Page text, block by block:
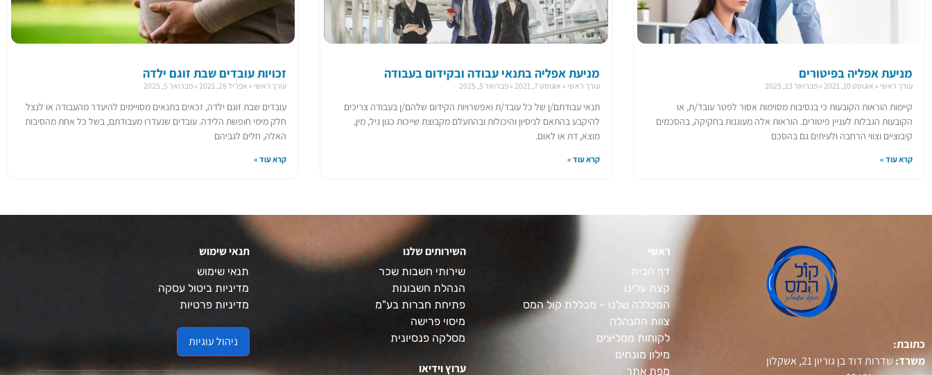
מניעת אפליה בפיטורים
עורך ראשי אוגוסט 10, 2021 פברואר 13, 2025
קיימות הוראות הקובעות כי בנסיבות מסוימות אסור לפטר עובד/ת, או
הקובעות הגבלות לעניין פיטורים. הוראות אלה מעוגנות בחקיקה, בהסכמים
קיבוציים וצווי הרחבה ולעיתים גם בהסכם
קרא עוד »
מניעת אפליה בתנאי עבודה ובקידום בעבודה
עורך ראשי אוגוסט 7, 2021 פברואר 5, 2025
תנאי עבודתם/ן של כל עובד/ת ואפשרויות הקידום שלהם/ן בעבודה צריכים
להיקבע בהתאם לניסיון והיכולות ובהתעלם מקבוצת שייכות כגון גיל, מין,
מוצא, דת או לאום.
קרא עוד »
זכויות עובדים שבת זוגם ילדה
עורך ראשי אפריל 28, 2021 פברואר 5, 2025
עובדים שבת זוגם ילדה, זכאים בתנאים מסויימים להיעדר מהעבודה או לנצל
חלק מימי חופשת הלידה. עובדים שנעדרו מעבודתם, בשל כל אחת מהסיבות
האלה, חלים לגביהם
קרא עוד »
כתובת:
משרד:שדרות דוד בן גוריון 21, אשקלון
ראשי
דף הבית
קצת עלינו
המכללה שלנו – מכללת קול המס
צוות ההנהלה
לקוחות ממליצים
מילון מונחים
מפת אתר
השירותים שלנו
שירותי חשבות שכר
הנהלת חשבונות
פתיחת חברות בע"מ
מיסוי פרישה
מסלקה פנסיונית
ערוץ וידיאו
תנאי שימוש
תנאי שימוש
מדיניות ביטול עסקה
מדיניות פרטיות
ניהול עוגיות